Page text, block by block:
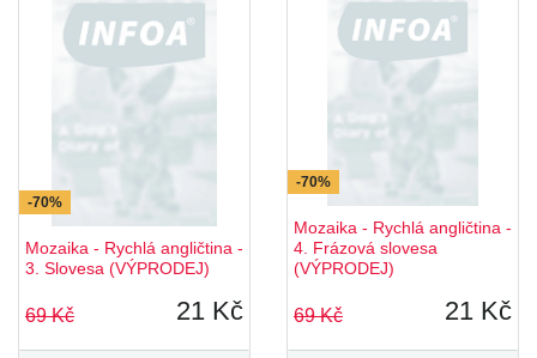
-70%
Mozaika - Rychlá angličtina -
3. Slovesa (VÝPRODEJ)
69 Kč 21 Kč
-70%
Mozaika - Rychlá angličtina -
4. Frázová slovesa
(VÝPRODEJ)
69 Kč 21 Kč